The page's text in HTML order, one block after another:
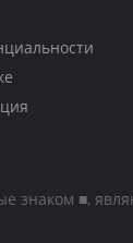
знаком ■,